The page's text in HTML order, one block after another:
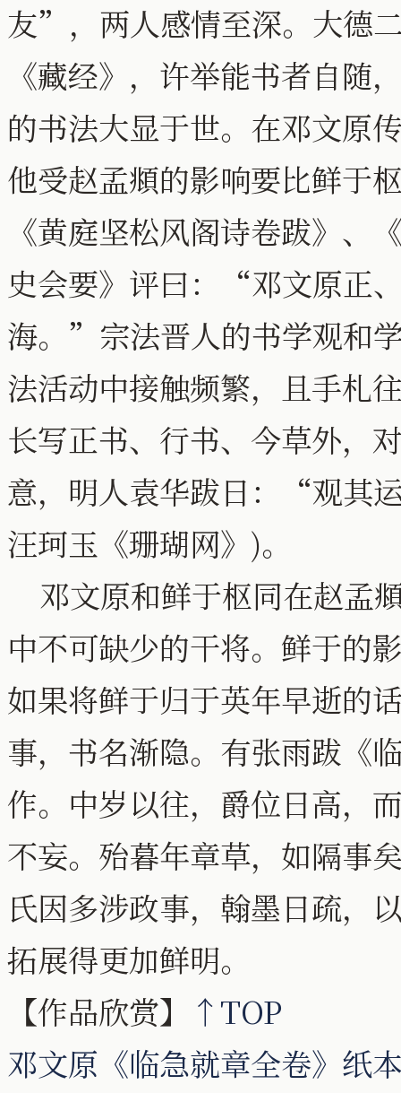
友”，两人感情至深。大德
《藏经》，许举能书者自随
的书法大显于世。在邓文原
他受赵孟頫的影响要比鲜于
《黄庭坚松风阁诗卷跋》、
史会要》评曰：“邓文原正
海。”宗法晋人的书学观和
法活动中接触频繁，且手札
长写正书、行书、今草外，
意，明人袁华跋日：“观其
汪珂玉《珊瑚网》)。
邓文原和鲜于枢同在赵孟
中不可缺少的干将。鲜于的
如果将鲜于归于英年早逝的
事，书名渐隐。有张雨跋《
作。中岁以往，爵位日高，
不妄。殆暮年章草，如隔事
氏因多涉政事，翰墨日疏，
拓展得更加鲜明。
【作品欣赏】
↑TOP
邓文原《临急就章全卷》纸